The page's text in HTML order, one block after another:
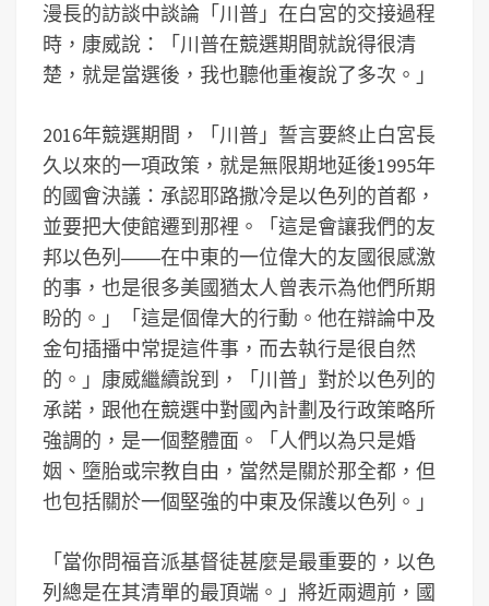
漫長的訪談中談論「川普」在白宮的交接過程
時，康威說：「川普在競選期間就說得很清
楚，就是當選後，我也聽他重複說了多次。」
2016年競選期間，「川普」誓言要終止白宮長
久以來的一項政策，就是無限期地延後1995年
的國會決議：承認耶路撒冷是以色列的首都，
並要把大使館遷到那裡。「這是會讓我們的友
邦以色列――在中東的一位偉大的友國很感激
的事，也是很多美國猶太人曾表示為他們所期
盼的。」「這是個偉大的行動。他在辯論中及
金句插播中常提這件事，而去執行是很自然
的。」康威繼續說到，「川普」對於以色列的
承諾，跟他在競選中對國內計劃及行政策略所
強調的，是一個整體面。「人們以為只是婚
姻、墮胎或宗教自由，當然是關於那全都，但
也包括關於一個堅強的中東及保護以色列。」
「當你問福音派基督徒甚麼是最重要的，以色
列總是在其清單的最頂端。」將近兩週前，國